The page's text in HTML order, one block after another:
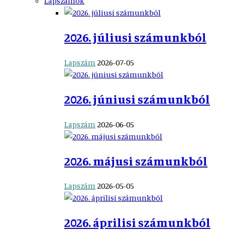
2026. júliusi számunkból
Lapszám 2026-07-05
2026. júniusi számunkból
Lapszám 2026-06-05
2026. májusi számunkból
Lapszám2026-05-05
2026. áprilisi számunkból